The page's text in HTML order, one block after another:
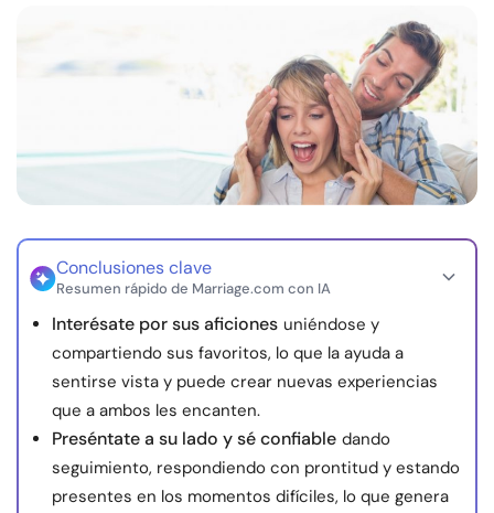
Cursos
Comunidad
Encuentra un terapeuta
Idioma
Sobre nosotros Contáctanos Escríbenos
Publicidad con
Conclusiones clave
Resumen rápido de Marriage.com con IA
Interésate por sus aficiones uniéndose y
compartiendo sus favoritos, lo que la ayuda a
sentirse vista y puede crear nuevas experiencias
que a ambos les encanten.
Preséntate a su lado y sé confiable dando
seguimiento, respondiendo con prontitud y estando
presentes en los momentos difíciles, lo que genera